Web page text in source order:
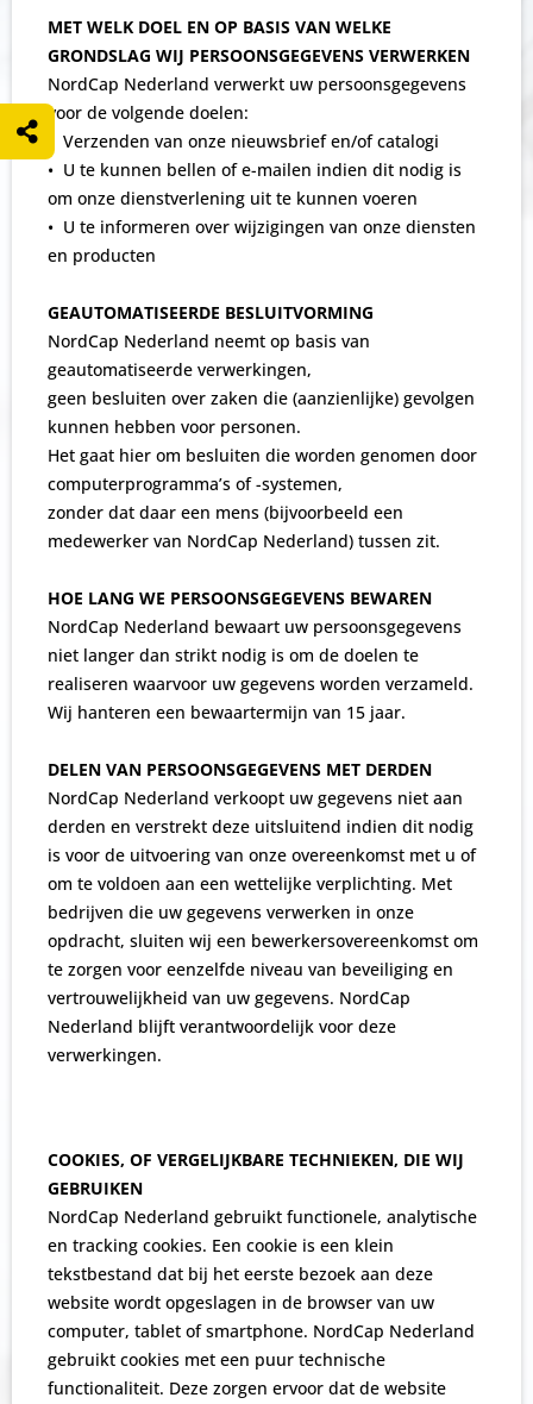
MET WELK DOEL EN OP BASIS VAN WELKE
GRONDSLAG WIJ PERSOONSGEGEVENS VERWERKEN
NordCap Nederland verwerkt uw persoonsgegevens
voor de volgende doelen:
• Verzenden van onze nieuwsbrief en/of catalogi
• U te kunnen bellen of e-mailen indien dit nodig is
om onze dienstverlening uit te kunnen voeren
• U te informeren over wijzigingen van onze diensten
en producten
GEAUTOMATISEERDE BESLUITVORMING
NordCap Nederland neemt op basis van
geautomatiseerde verwerkingen,
geen besluiten over zaken die (aanzienlijke) gevolgen
kunnen hebben voor personen.
Het gaat hier om besluiten die worden genomen door
computerprogramma’s of -systemen,
zonder dat daar een mens (bijvoorbeeld een
medewerker van NordCap Nederland) tussen zit.
HOE LANG WE PERSOONSGEGEVENS BEWAREN
NordCap Nederland bewaart uw persoonsgegevens
niet langer dan strikt nodig is om de doelen te
realiseren waarvoor uw gegevens worden verzameld.
Wij hanteren een bewaartermijn van 15 jaar.
DELEN VAN PERSOONSGEGEVENS MET DERDEN
NordCap Nederland verkoopt uw gegevens niet aan
derden en verstrekt deze uitsluitend indien dit nodig
is voor de uitvoering van onze overeenkomst met u of
om te voldoen aan een wettelijke verplichting. Met
bedrijven die uw gegevens verwerken in onze
opdracht, sluiten wij een bewerkersovereenkomst om
te zorgen voor eenzelfde niveau van beveiliging en
vertrouwelijkheid van uw gegevens. NordCap
Nederland blijft verantwoordelijk voor deze
verwerkingen.
COOKIES, OF VERGELIJKBARE TECHNIEKEN, DIE WIJ
GEBRUIKEN
NordCap Nederland gebruikt functionele, analytische
en tracking cookies. Een cookie is een klein
tekstbestand dat bij het eerste bezoek aan deze
website wordt opgeslagen in de browser van uw
computer, tablet of smartphone. NordCap Nederland
gebruikt cookies met een puur technische
functionaliteit. Deze zorgen ervoor dat de website